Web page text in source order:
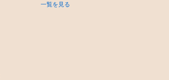
一覧を見る